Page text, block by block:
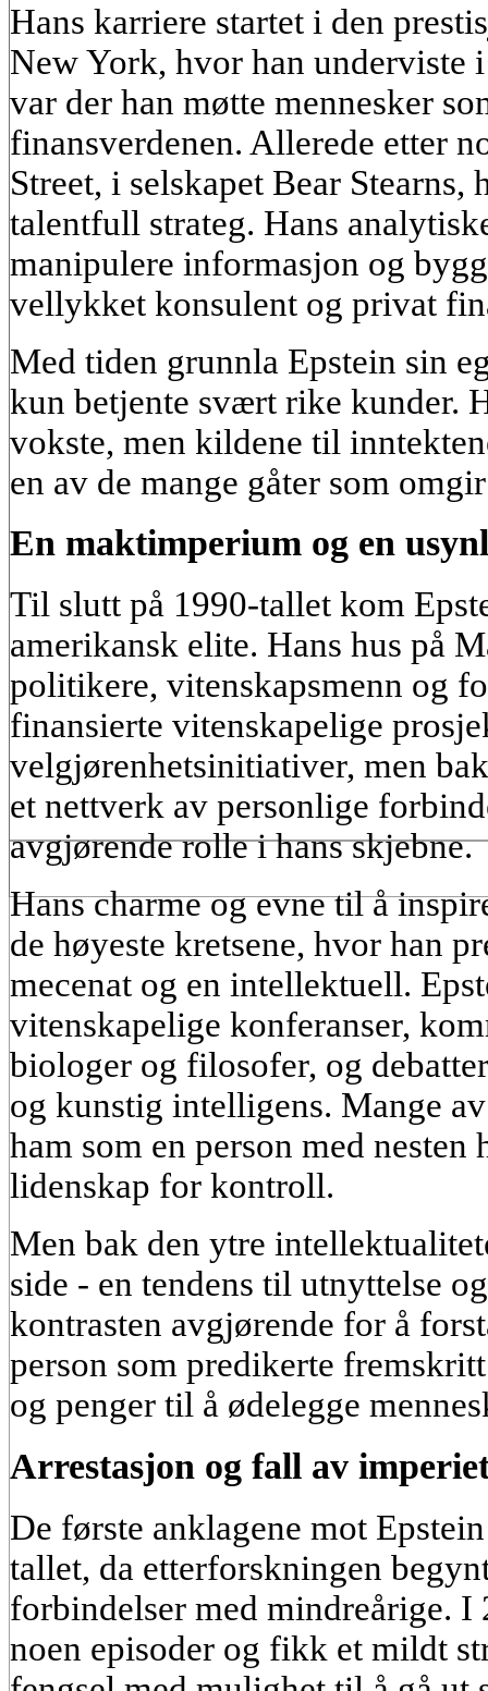
Hans karriere startet i den
New York, hvor han
var der han møtte mennesker
finansverdenen. Allerede etter
Street, i selskapet Bear Stearns,
talentfull strateg. Hans
manipulere informasjon og
vellykket konsulent og privat
Med tiden grunnla Epstein sin
kun betjente svært rike kunder.
vokste, men kildene til
en av de mange gåter som
En maktimperium og en
Til slutt på 1990-tallet kom
amerikansk elite. Hans hus på
politikere, vitenskapsmenn og
finansierte vitenskapelige
velgjørenhetsinitiativer, men
et nettverk av personlige
avgjørende rolle i hans skjebne.
Hans charme og evne til å
de høyeste kretsene, hvor han
mecenat og en intellektuell.
vitenskapelige konferanser,
biologer og filosofer, og
og kunstig intelligens. Mange
ham som en person med
lidenskap for kontroll.
Men bak den ytre
side - en tendens til utnyttelse
kontrasten avgjørende for å
person som predikerte
og penger til å ødelegge
Arrestasjon og fall av
De første anklagene mot
tallet, da etterforskningen
forbindelser med mindreårige.
noen episoder og fikk et mildt